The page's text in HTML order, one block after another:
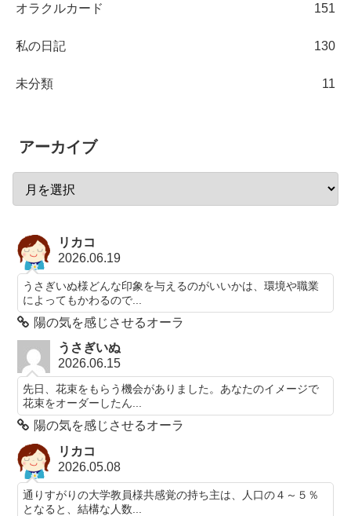
オラクルカード 151
私の日記 130
未分類 11
アーカイブ
リカコ
2026.06.19
うさぎいぬ様どんな印象を与えるのがいいかは、環境や職業
によってもかわるので...
陽の気を感じさせるオーラ
うさぎいぬ
2026.06.15
先日、花束をもらう機会がありました。あなたのイメージで
花束をオーダーしたん...
陽の気を感じさせるオーラ
リカコ
2026.05.08
通りすがりの大学教員様共感覚の持ち主は、人口の４～５％
となると、結構な人数...